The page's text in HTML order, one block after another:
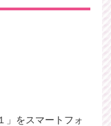
」をスマートフォ